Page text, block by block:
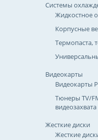
Системы
Жидкостное
Корпусные
Термопаста,
Видеокарты
Видеокарты
Тюнеры TV/
видеозахвата
Жесткие диски
Жесткие